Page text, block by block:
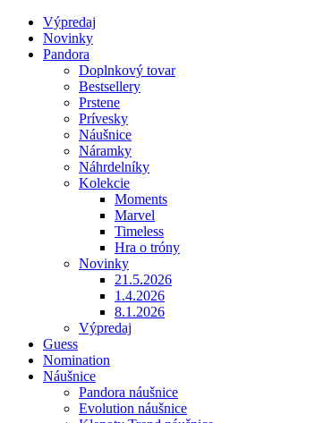
Výpredaj
Novinky
Pandora
Doplnkový tovar
Bestsellery
Prstene
Prívesky
Náušnice
Náramky
Náhrdelníky
Kolekcie
Moments
Marvel
Timeless
Hra o tróny
Novinky
21.5.2026
1.4.2026
8.1.2026
Výpredaj
Guess
Nomination
Náušnice
Pandora náušnice
Evolution náušnice